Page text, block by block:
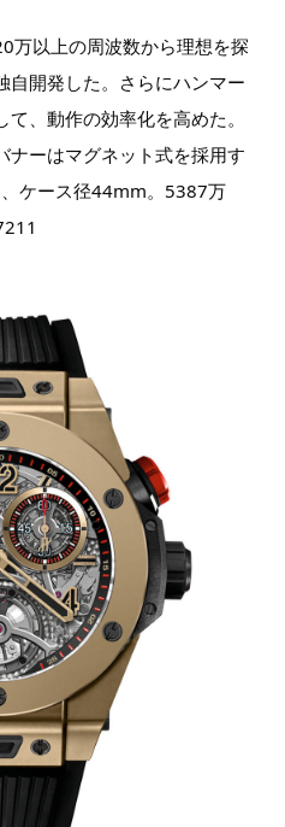
万以上の周波数から理想を探
自開発した。さらにハンマー
、動作の効率化を高めた。
ナーはマグネット式を採用す
ケース径44mm。5387万